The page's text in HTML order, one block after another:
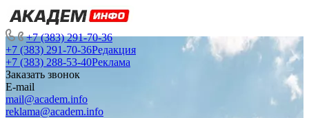
+7 (383) 291-70-36
+7 (383) 291-70-36Редакция
+7 (383) 288-53-40Реклама
Заказать звонок
E-mail
mail@academ.info
reklama@academ.info